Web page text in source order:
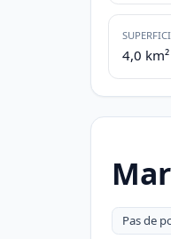
4,0 km²
Pas de